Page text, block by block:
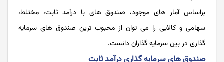
براساس آمار های موجود، صندوق‌ های با درآمد ثابت، مختلط،
سهامی و کالایی را می توان از محبوب ترین صندوق ‌های سرمایه
گذاری در بین سرمایه گذاران دانست.